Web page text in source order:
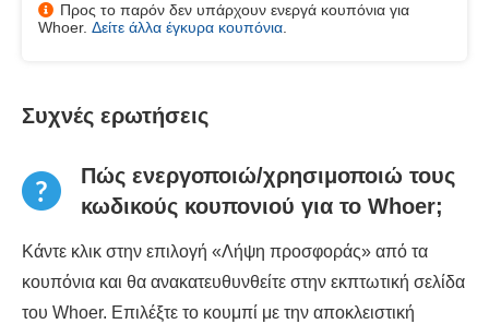
Προς το παρόν δεν υπάρχουν ενεργά κουπόνια για
Whoer. Δείτε άλλα έγκυρα κουπόνια
Συχνές ερωτήσεις
Πώς ενεργοποιώ/χρησιμοποιώ τους
κωδικούς κουπονιού για το Whoer;
Κάντε κλικ στην επιλογή «Λήψη προσφοράς» από τα
κουπόνια και θα ανακατευθυνθείτε στην εκπτωτική σελίδα
του Whoer. Επιλέξτε το κουμπί με την αποκλειστική